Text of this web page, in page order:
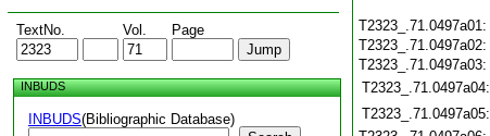
TextNo. Vol. Page
INBUDS
INBUDS(Bibliographic Database)
T2323_.71.0497a01:
T2323_.71.0497a02:
T2323_.71.0497a03:
T2323_.71.0497a04:
T2323_.71.0497a05: